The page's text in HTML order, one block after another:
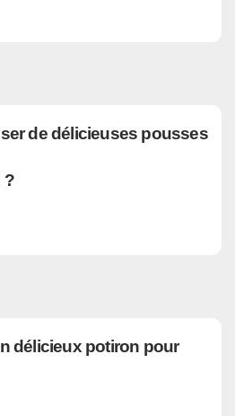
de délicieuses pousses
?
délicieux potiron pour